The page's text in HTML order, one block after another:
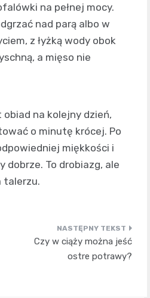
na pełnej mocy.
nad parą albo w
z łyżką wody obok
a mięso nie
na kolejny dzień,
o minutę krócej. Po
miękkości i
dobrze. To drobiazg, ale
talerzu.
Czy w ciąży można jeść
ostre potrawy?